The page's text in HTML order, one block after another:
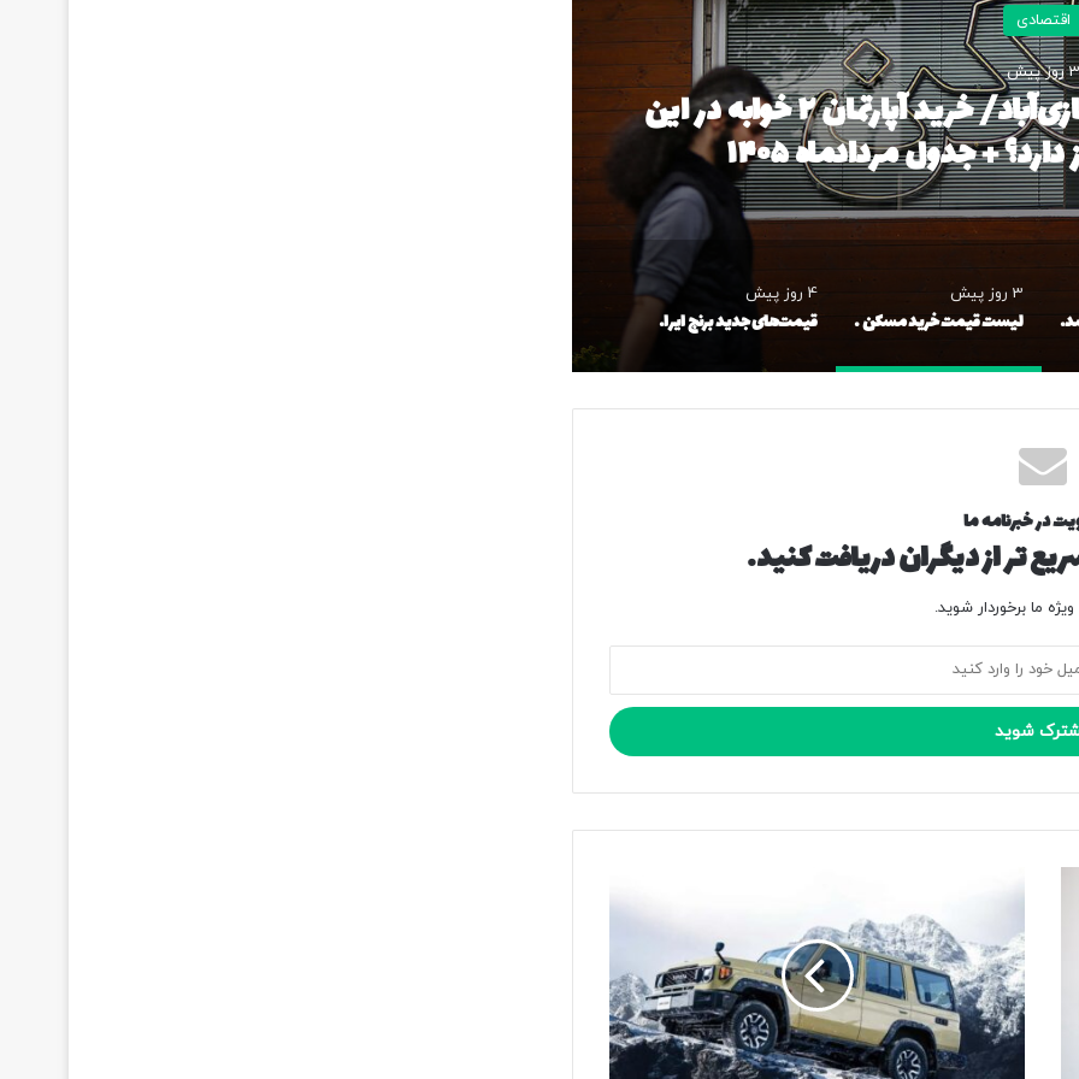
اقتصادی
3 روز پیش
لیست قیمت خرید مسکن در نازی‌آباد/ خرید آپارتمان ۲ خوابه در این
+ جدول مردادماه ۱۴۰۵
ایران در تله رفاه گرفتار شده است؟/ بنزین ارزان این گونه مسیر توسعه را تغییر می‌دهد
3 روز پیش
لیست قیمت خرید مسکن در نازی‌آباد/ خرید آپارتمان ۲ خوابه در این منطقه چقدر سرمایه نیاز دارد؟ + جدول مردادماه ۱۴۰۵
4 روز پیش
قیمت‌های جدید برنج ایرانی اعلام شد/ طارم هاشمی و دم‌سیاه گیلان چقدر شد؟
در خبرنامه ما
تر از دیگران دریافت کنید.
ما برخوردار شوید.
ک
ل
ت
ا
ز